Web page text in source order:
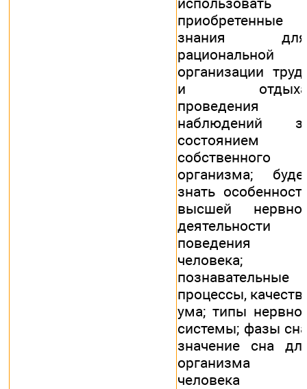
приобретенные
знания
рациональной
организации
и
проведения
наблюдений
состоянием
собственного
организма;
знать
высшей
деятельности
поведения
человека;
познавательные
процессы,
ума; типы
системы; фазы
значение сна
организма
человека